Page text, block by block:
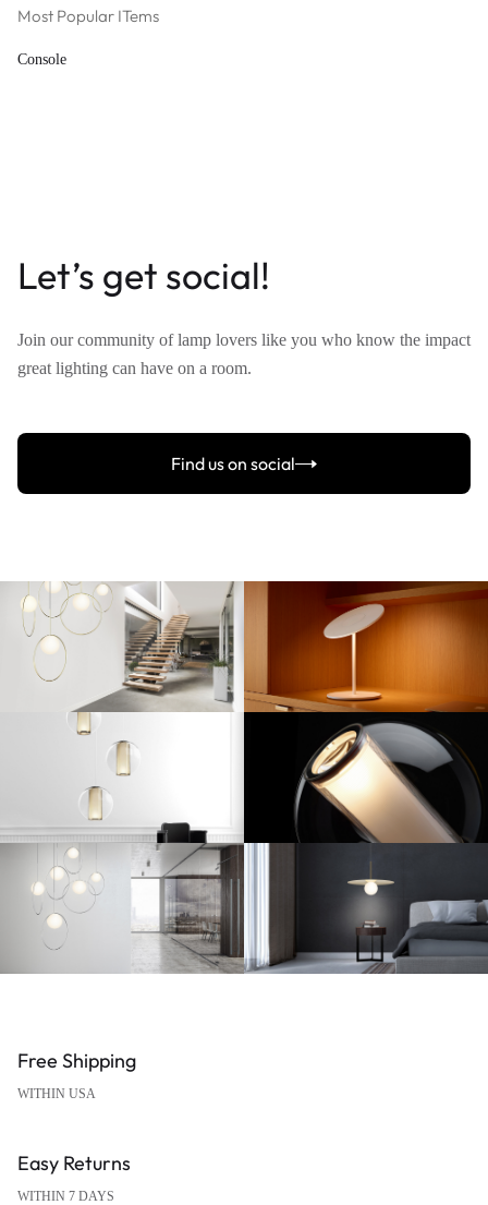
Most Popular ITems
Console
Let’s get social!
Join our community of lamp lovers like you who know the impact
great lighting can have on a room.
Find us on social
Free Shipping
WITHIN USA
Easy Returns
WITHIN 7 DAYS